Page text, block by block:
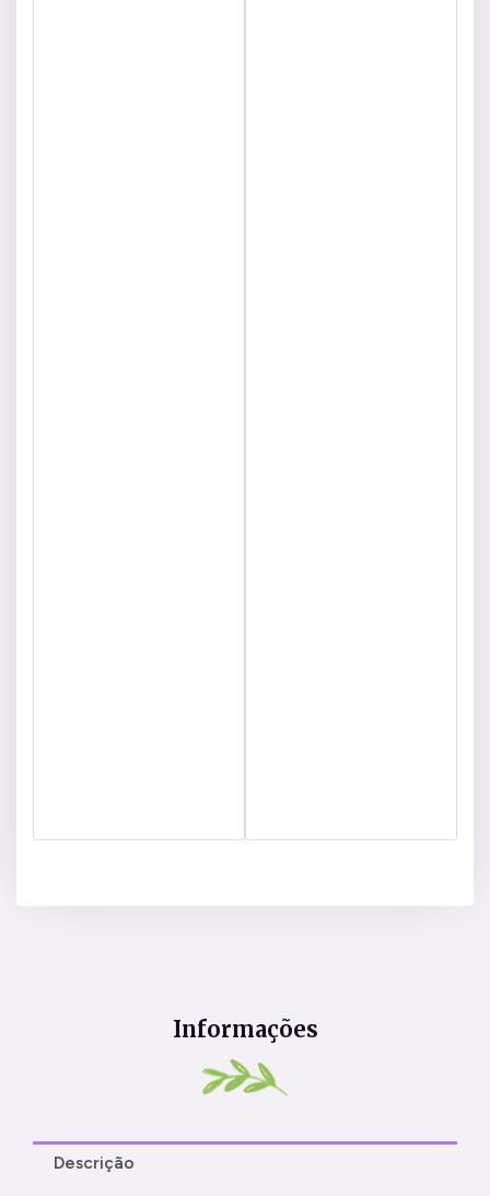
Informações
Descrição